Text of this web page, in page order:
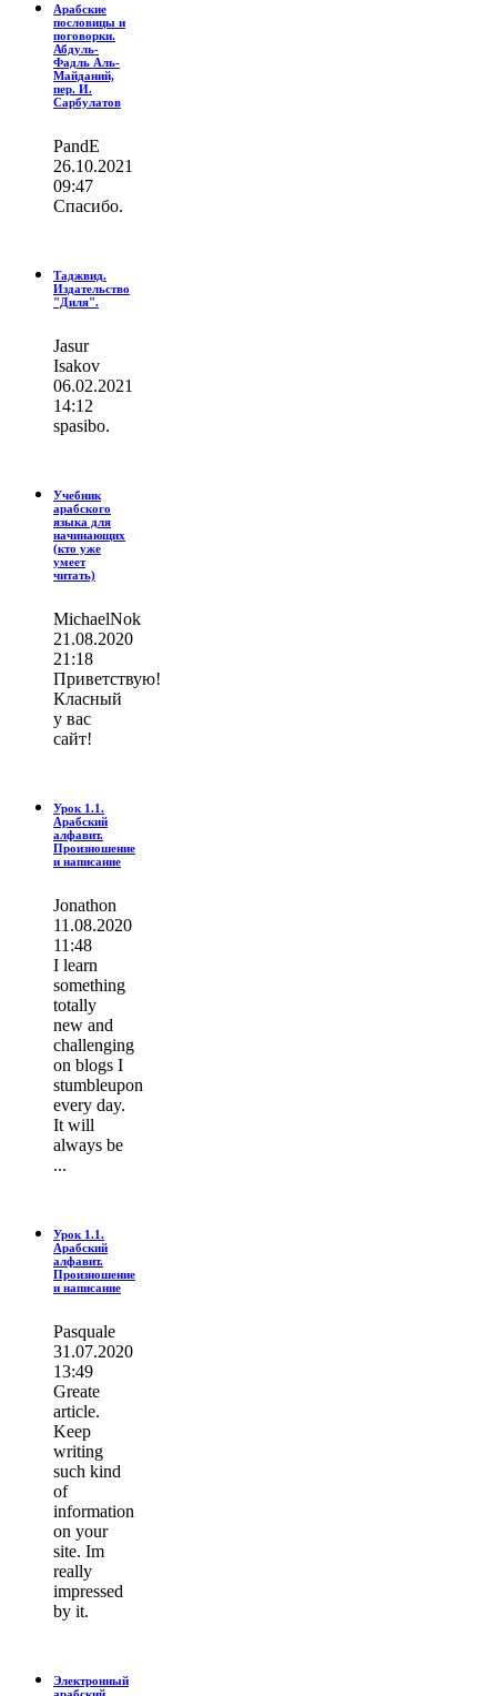
Арабские
пословицы и
поговорки.
Абдуль-
Фадль Аль-
Майданий,
пер. И.
Сарбулатов
PandE
26.10.2021
09:47
Спасибо.
Таджвид.
Издательство
"Диля".
Jasur
Isakov
06.02.2021
14:12
spasibo.
Учебник
арабского
языка для
начинающих
(кто уже
умеет
читать)
MichaelNok
21.08.2020
21:18
Приветствую!
Класный
у вас
сайт!
Урок 1.1.
Арабский
алфавит.
Произношение
и написание
Jonathon
11.08.2020
11:48
I learn
ѕοmething
totally
new and
challenging
on blogs I
stumbleupon
every day.
It wіll
always be
...
Урок 1.1.
Арабский
алфавит.
Произношение
и написание
Pasquale
31.07.2020
13:49
Greate
article.
Keep
writing
such kind
of
information
on your
site. Im
really
impressed
by it.
Электронный
арабский